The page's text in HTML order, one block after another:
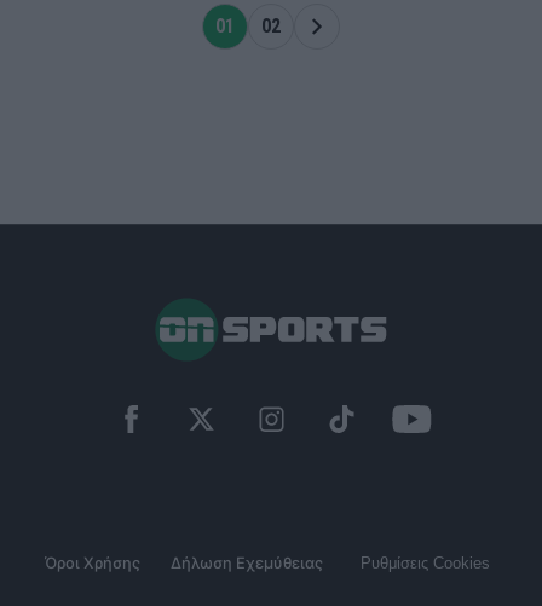
01 02
Όροι Χρήσης Δήλωση Εχεμύθειας Ρυθμίσεις Cookies